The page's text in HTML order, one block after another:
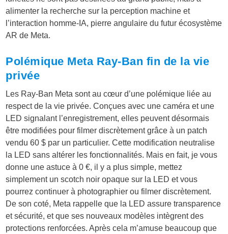
alimenter la recherche sur la perception machine et
l’interaction homme-IA, pierre angulaire du futur écosystème
AR de Meta.
Polémique Meta Ray-Ban fin de la vie
privée
Les Ray-Ban Meta sont au cœur d’une polémique liée au
respect de la vie privée. Conçues avec une caméra et une
LED signalant l’enregistrement, elles peuvent désormais
être modifiées pour filmer discrètement grâce à un patch
vendu 60 $ par un particulier. Cette modification neutralise
la LED sans altérer les fonctionnalités. Mais en fait, je vous
donne une astuce à 0 €, il y a plus simple, mettez
simplement un scotch noir opaque sur la LED et vous
pourrez continuer à photographier ou filmer discrètement.
De son coté, Meta rappelle que la LED assure transparence
et sécurité, et que ses nouveaux modèles intègrent des
protections renforcées. Après cela m’amuse beaucoup que